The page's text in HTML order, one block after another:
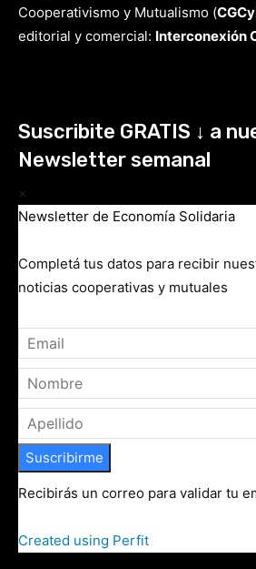
Cooperativismo y Mutualismo (
editorial y comercial: Interconexión
Suscribite GRATIS ↓ a
Newsletter semanal
×
Newsletter de Economía Solidaria
Completá tus datos para recibir
noticias cooperativas y mutuales
Suscribirme
Recibirás un correo para validar tu
Created using Perfit